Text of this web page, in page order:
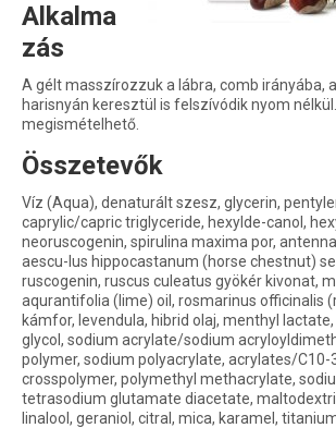
Alkalma
zás
A gélt masszírozzuk a lábra, comb irányába,
harisnyán keresztül is felszívódik nyom
megismételhető.
Összetevők
Víz (Aqua), denaturált szesz, glycerin,
caprylic/capric triglyceride, hexylde-canol,
neoruscogenin, spirulina maxima por,
aescu-lus hippocastanum (horse chestnut)
ruscogenin, ruscus culeatus gyökér kivonat,
aqurantifolia (lime) oil, rosmarinus officinalis
kámfor, levendula, hibrid olaj, menthyl
glycol, sodium acrylate/sodium
polymer, sodium polyacrylate, acrylates/C10-
crosspolymer, polymethyl methacrylate,
tetrasodium glutamate diacetate,
linalool, geraniol, citral, mica, karamel,